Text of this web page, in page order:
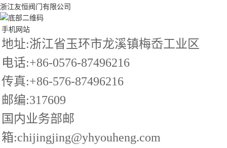
浙江友恒阀门有限公司
手机网站
地址:浙江省玉环市龙溪镇梅岙工业区
电话:+86-0576-87496216
传真:+86-576-87496216
邮编:317609
国内业务部邮
箱:chijingjing@yhyouheng.com